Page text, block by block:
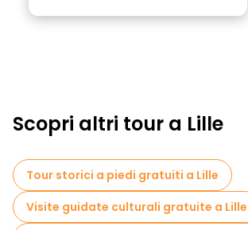
Scopri altri tour a Lille
Tour storici a piedi gratuiti a Lille
Visite guidate culturali gratuite a Lille